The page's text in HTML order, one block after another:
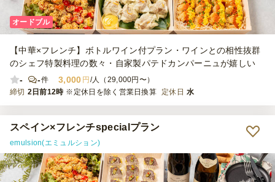
オードブル
【中華×フレンチ】ボトルワイン付プラン・ワインとの相性抜群
のシェフ特製料理の数々・自家製パテドカンパーニュが嬉しい
-
-件 3,000 円 /人（29,000円〜）
締切 2日前12時 ※定休日を除く営業日換算 定休日 水
スペイン×フレンチspecialプラン
emulsion(エミュルション)